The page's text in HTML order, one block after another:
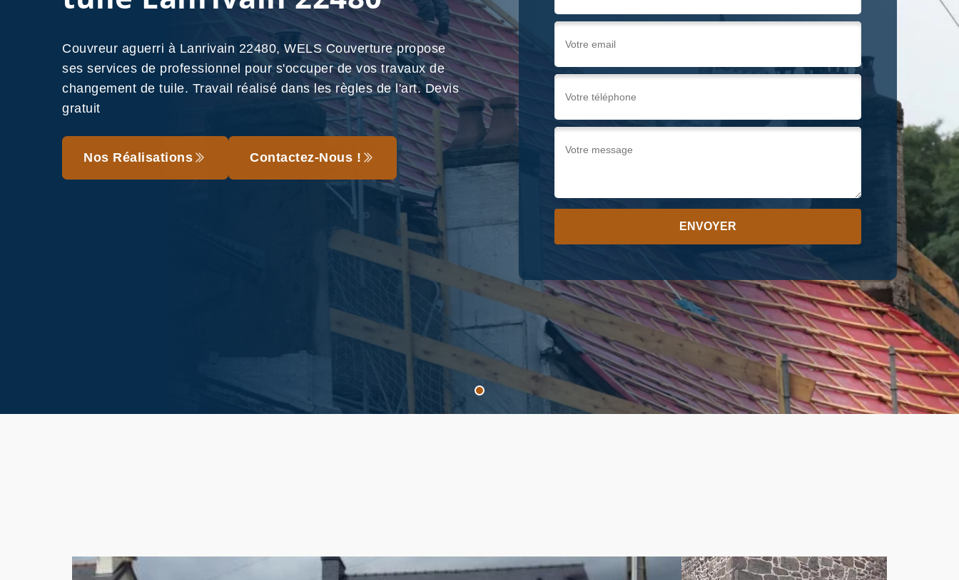
Couvreur aguerri à Lanrivain 22480, WELS Couverture propose
ses services de professionnel pour s'occuper de vos travaux de
changement de tuile. Travail réalisé dans les règles de l'art. Devis
gratuit
Nos Réalisations Contactez-Nous !